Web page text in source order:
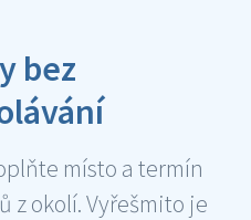
bez
místo a termín
z okolí. Vyřešmito je